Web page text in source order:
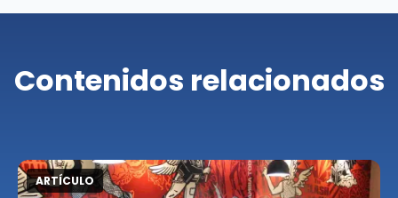
Contenidos relacionados
ARTÍCULO